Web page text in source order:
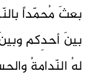
بعثَ مُحمّداً
بينَ أحدِكم
لهُ النّدامةُ